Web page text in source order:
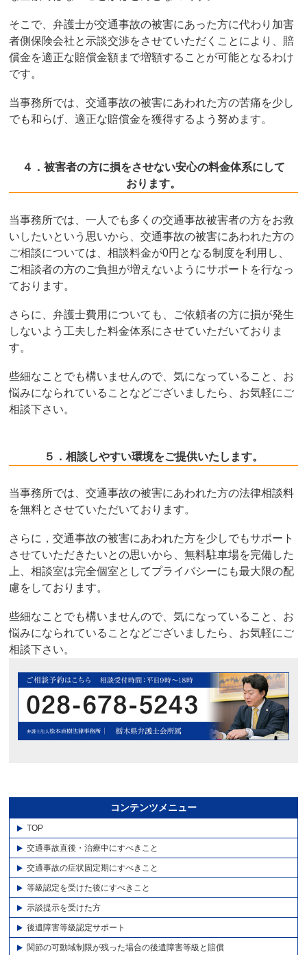
そこで、弁護士が交通事故の被害にあった方に代わり加害
者側保険会社と示談交渉をさせていただくことにより、賠
償金を適正な賠償金額まで増額することが可能となるわけ
です。
当事務所では、交通事故の被害にあわれた方の苦痛を少し
でも和らげ、適正な賠償金を獲得するよう努めます。
４．被害者の方に損をさせない安心の料金体系にして
おります。
当事務所では、一人でも多くの交通事故被害者の方をお救
いしたいという思いから、交通事故の被害にあわれた方の
ご相談については、相談料金が0円となる制度を利用し、
ご相談者の方のご負担が増えないようにサポートを行なっ
ております。
さらに、弁護士費用についても、ご依頼者の方に損が発生
しないよう工夫した料金体系にさせていただいておりま
す。
些細なことでも構いませんので、気になっていること、お
悩みになられていることなどございましたら、お気軽にご
相談下さい。
５．相談しやすい環境をご提供いたします。
当事務所では、交通事故の被害にあわれた方の法律相談料
を無料とさせていただいております。
さらに，交通事故の被害にあわれた方を少しでもサポート
させていただきたいとの思いから、無料駐車場を完備した
上、相談室は完全個室としてプライバシーにも最大限の配
慮をしております。
些細なことでも構いませんので、気になっていること、お
悩みになられていることなどございましたら、お気軽にご
相談下さい。
コンテンツメニュー
TOP
交通事故直後・治療中にすべきこと
交通事故の症状固定期にすべきこと
等級認定を受けた後にすべきこと
示談提示を受けた方
後遺障害等級認定サポート
関節の可動域制限が残った場合の後遺障害等級と賠償